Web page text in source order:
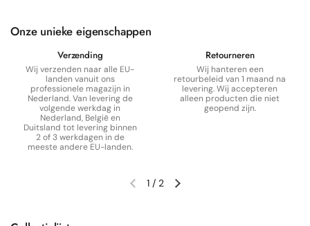
Onze unieke eigenschappen
Verzending
Wij verzenden naar alle EU-
landen vanuit ons
professionele magazijn in
Nederland. Van levering de
volgende werkdag in
Nederland, België en
Duitsland tot levering binnen
2 of 3 werkdagen in de
meeste andere EU-landen.
Retourneren
Wij hanteren een
retourbeleid van 1 maand na
levering. Wij accepteren
alleen producten die niet
geopend zijn.
Vorige diaVolgende dia
1/ 2